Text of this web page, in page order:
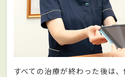
すべての治療が終わった後は